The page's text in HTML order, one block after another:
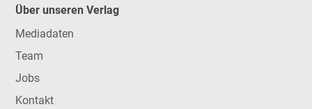
Über unseren Verlag
Mediadaten
Team
Jobs
Kontakt